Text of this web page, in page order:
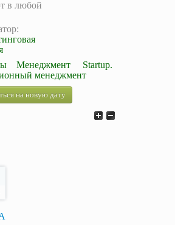
в любой
Менеджмент
Startup.
менеджмент
на новую дату